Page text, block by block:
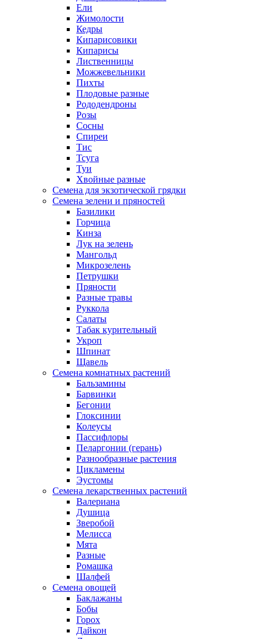
Ели
Жимолости
Кедры
Кипарисовики
Кипарисы
Лиственницы
Можжевельники
Пихты
Плодовые разные
Рододендроны
Розы
Сосны
Спиреи
Тис
Тсуга
Туи
Хвойные разные
Семена для экзотической грядки
Семена зелени и пряностей
Базилики
Горчица
Кинза
Лук на зелень
Мангольд
Микрозелень
Петрушки
Пряности
Разные травы
Руккола
Салаты
Табак курительный
Укроп
Шпинат
Щавель
Семена комнатных растений
Бальзамины
Барвинки
Бегонии
Глоксинии
Колеусы
Пассифлоры
Пеларгонии (герань)
Разнообразные растения
Цикламены
Эустомы
Семена лекарственных растений
Валериана
Душица
Зверобой
Мелисса
Мята
Разные
Ромашка
Шалфей
Семена овощей
Баклажаны
Бобы
Горох
Дайкон